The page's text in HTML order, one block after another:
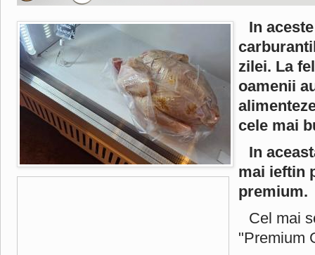
In
zilei. La
oamenii
cele mai
In
mai ieftin
premium.
Cel mai
"Premium